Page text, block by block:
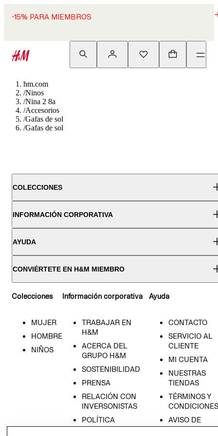
-15% PARA MIEMBROS
hm.com
/Ninos
/Nina 2 8a
/Accesorios
/Gafas de sol
/Gafas de sol
COLECCIONES
INFORMACIÓN CORPORATIVA
AYUDA
CONVIÉRTETE EN H&M MIEMBRO
Colecciones
MUJER
HOMBRE
NIÑOS
Información corporativa
TRABAJAR EN
H&M
ACERCA DEL
GRUPO H&M
SOSTENIBILIDAD
PRENSA
RELACIÓN CON
INVERSONISTAS
POLÍTICA
EMPRESARIAL
Ayuda
CONTACTO
SERVICIO AL
CLIENTE
MI CUENTA
NUESTRAS
TIENDAS
TÉRMINOS Y
CONDICIONES
AVISO DE
PRIVACIDAD